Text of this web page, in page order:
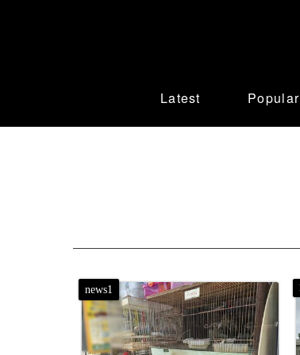
Latest Popular